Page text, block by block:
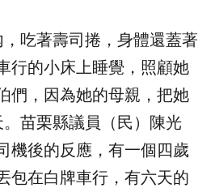
吃著壽司捲，身體還蓋著
行的小床上睡覺，照顧她
們，因為她的母親，把她
苗栗縣議員（民）陳光
機後的反應，有一個四歲
包在白牌車行，有六天的